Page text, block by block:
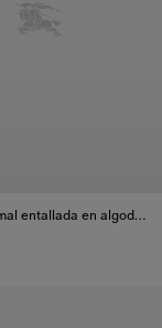
Camisa formal entallada en algodón